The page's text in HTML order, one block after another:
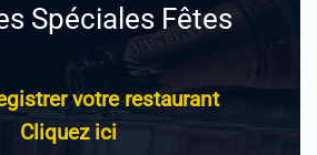
Spéciales Fêtes
votre restaurant
Cliquez ici